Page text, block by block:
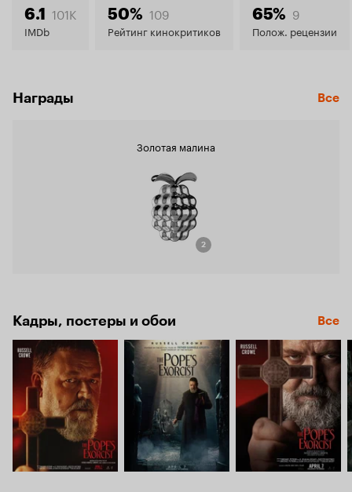
6.3
6.1 101K
IMDb
50% 109
Рейтинг кинокритиков
65% 9
Полож. рецензии
Награды Все
Золотая малина
2
Кадры, постеры и обои Все